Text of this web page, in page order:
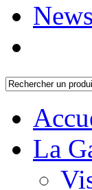
La